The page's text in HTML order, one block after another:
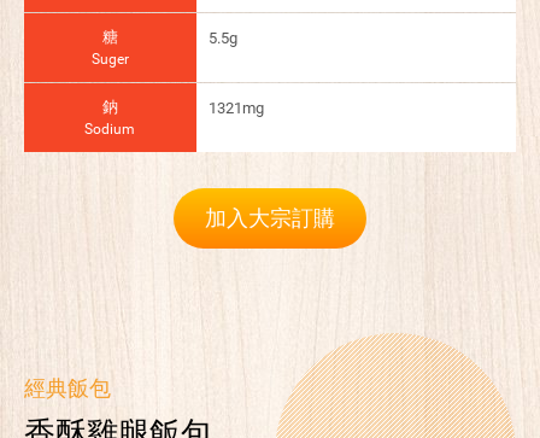
糖
Suger
5.5g
鈉
Sodium
1321mg
加入大宗訂購
經典飯包
香酥雞腿飯包